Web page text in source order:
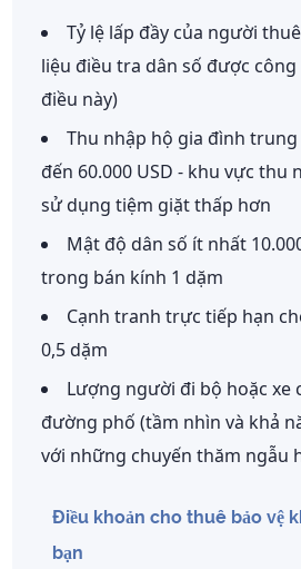
Tỷ lệ lấp đầy của người
liệu điều tra dân số được
điều này)
Thu nhập hộ gia đình
đến 60.000 USD - khu vực thu
sử dụng tiệm giặt thấp hơn
Mật độ dân số ít nhất
trong bán kính 1 dặm
Cạnh tranh trực tiếp hạn
0,5 dặm
Lượng người đi bộ hoặc xe
đường phố (tầm nhìn và khả
với những chuyến thăm ngẫu
Điều khoản cho thuê bảo vệ
bạn